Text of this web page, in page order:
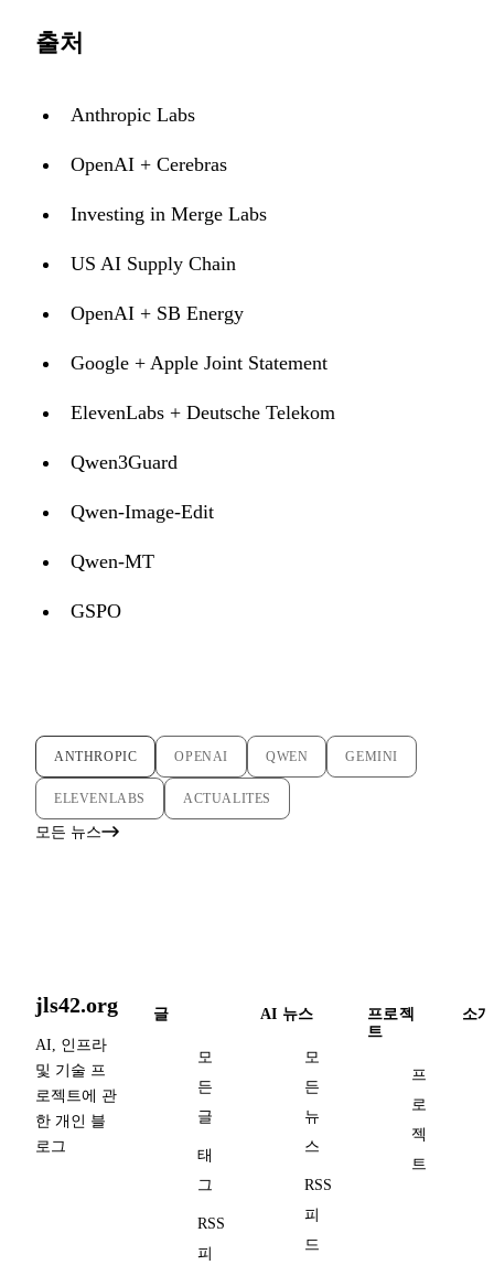
출처
Anthropic Labs
OpenAI + Cerebras
Investing in Merge Labs
US AI Supply Chain
OpenAI + SB Energy
Google + Apple Joint Statement
ElevenLabs + Deutsche Telekom
Qwen3Guard
Qwen-Image-Edit
Qwen-MT
GSPO
ANTHROPIC OPENAI QWEN GEMINI
ELEVENLABS ACTUALITES
모든 뉴스
jls42.org
AI, 인프라
및 기술 프
로젝트에 관
한 개인 블
로그
글
모
든
글
태
그
RSS
피
AI 뉴스
모
든
뉴
스
RSS
피
드
프로젝
트
프
로
젝
트
소개